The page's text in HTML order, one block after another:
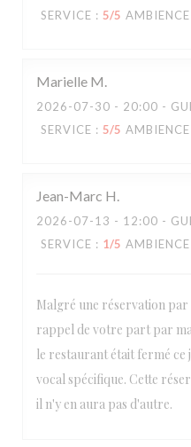
SERVICE : 5/5 AMBIENCE
Marielle M
2026-07-30 - 20:00 -
SERVICE : 5/5 AMBIENCE
Jean-Marc H
2026-07-13 - 12:00 -
SERVICE : 1/5 AMBIENCE
Malgré une réservation
rappel de votre part par
le restaurant était fermé ce
vocal spécifique. Cette
il n'y en aura pas d'autre.